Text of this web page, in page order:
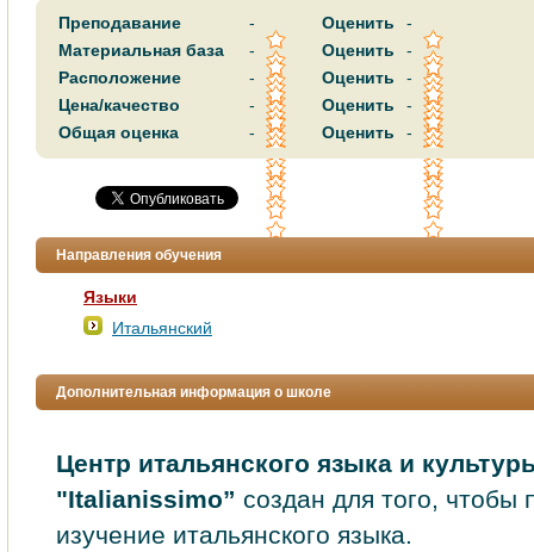
Преподавание - Оценить
-
Материальная база
- Оценить
-
Расположение
- Оценить
-
Цена/качество
- Оценить
-
Общая оценка
- Оценить -
Направления обучения
Языки
Итальянский
Дополнительная информация о школе
Центр итальянского языка и
"Italianissimo” создан для того, чтобы
изучение итальянского языка.